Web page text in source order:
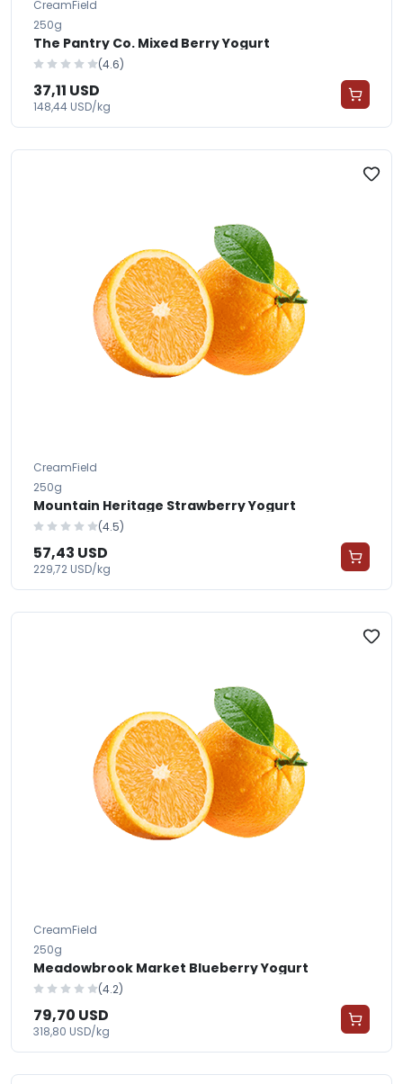
CreamField
250g
The Pantry Co. Mixed Berry Yogurt
(4.6)
37,11 USD
148,44 USD/kg
CreamField
250g
Mountain Heritage Strawberry Yogurt
(4.5)
57,43 USD
229,72 USD/kg
CreamField
250g
Meadowbrook Market Blueberry Yogurt
(4.2)
79,70 USD
318,80 USD/kg